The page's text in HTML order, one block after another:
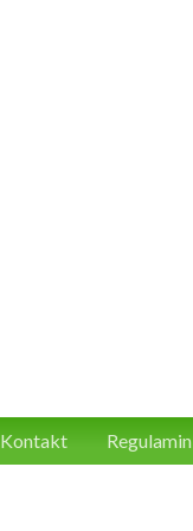
Kontakt Regulamin